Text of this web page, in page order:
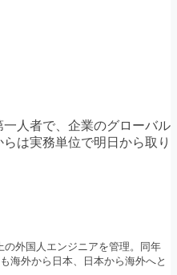
人者で、企業のグローバル
は実務単位で明日から取り
外国人エンジニアを管理。同年
海外から日本、日本から海外へと